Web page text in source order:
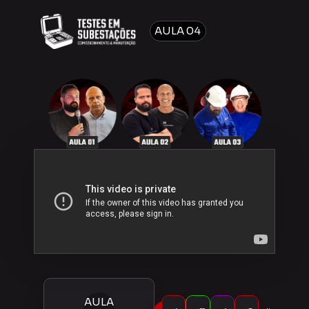
AULA 04
AULA